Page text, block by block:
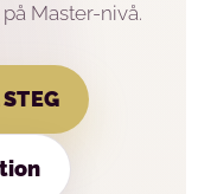
Master-nivå.